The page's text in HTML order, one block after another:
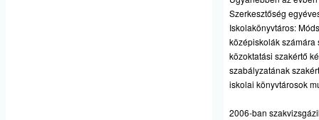
Szerkesztőség
Iskolakönyvtáros:
középiskolák számára
közoktatási szakértő
szabályzatának
iskolai könyvtárosok
2006-ban